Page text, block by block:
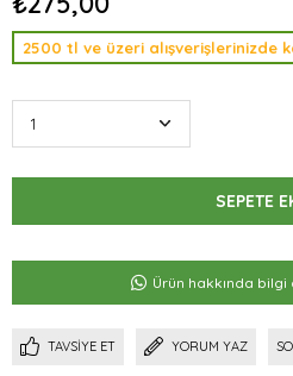
2500 tl ve üzeri alışverişlerinizde
Ürün hakkında
TAVSIYE ET YORUM YAZ